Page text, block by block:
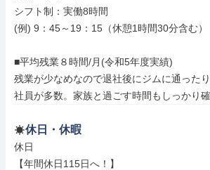
シフト制：実働8時間
(例) 9：45～19：15（休憩1時間30分含む）
■平均残業８時間/月(令和5年度実績)
残業が少なめなので退社後にジムに通った
社員が多数。家族と過ごす時間もしっかり確
休日・休暇
休日
【年間休日115日へ！】